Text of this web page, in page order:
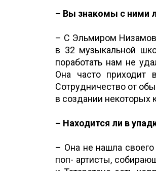
– Вы знакомы с ними
– С Эльмиром
в 32 музыкальной
поработать нам не
Она часто приходит
Сотрудничество от
в создании некоторых
– Находится ли в
– Она не нашла
поп- артисты,